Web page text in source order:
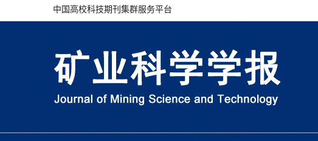
中国高校科技期刊集群服务平台